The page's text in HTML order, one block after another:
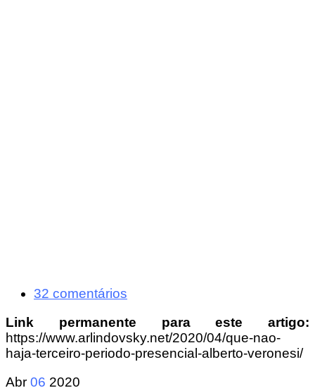
32 comentários
Link permanente para este artigo:
https://www.arlindovsky.net/2020/04/que-nao-
haja-terceiro-periodo-presencial-alberto-veronesi/
Abr 06 2020